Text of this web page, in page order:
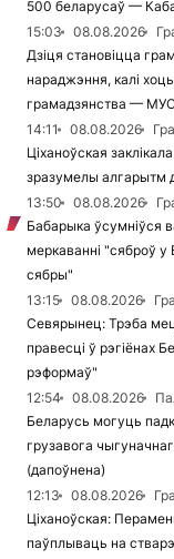
500 беларусаў —
15:03
08.08.2026
Дзіця становіцца
нараджэння, калі
грамадзянства — МУС
14:11
08.08.2026
Ціханоўская
зразумелы алгарытм
13:50
08.08.2026
Бабарыка ўсумніўся
меркаванні "сяброў
сябры"
13:15
08.08.2026
Севярынец: Трэба
правесці ў рэгіёнах
рэформаў"
12:54
08.08.2026
Беларусь могуць
грузавога
(дапоўнена)
12:13
08.08.2026
Ціханоўская:
паўплываць на